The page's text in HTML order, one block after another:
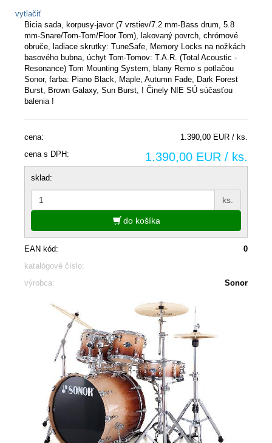
vytlačiť
Bicia sada, korpusy-javor (7 vrstiev/7.2 mm-Bass drum, 5.8
mm-Snare/Tom-Tom/Floor Tom), lakovaný povrch, chrómové
obruče, ladiace skrutky: TuneSafe, Memory Locks na nožkách
basového bubna, úchyt Tom-Tomov: T.A.R. (Total Acoustic ­
Resonance) Tom Mounting System, blany Remo s potlačou
Sonor, farba: Piano Black, Maple, Autumn Fade, Dark Forest
Burst, Brown Galaxy, Sun Burst, ! Činely NIE SÚ súčasťou
balenia !
cena:
1.390,00 EUR / ks.
cena s DPH:
1.390,00 EUR / ks.
sklad:
ks.
do košíka
EAN kód:
0
katalógové číslo:
výrobca:
Sonor